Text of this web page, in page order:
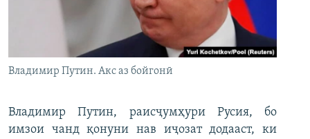
Владимир Путин. Акс аз бойгонӣ
Владимир Путин, раисҷумҳури Русия, бо
имзои чанд қонуни нав иҷозат додааст, ки